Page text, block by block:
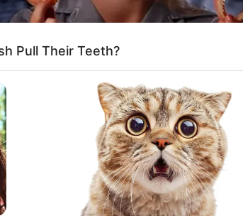
Pull Their Teeth?